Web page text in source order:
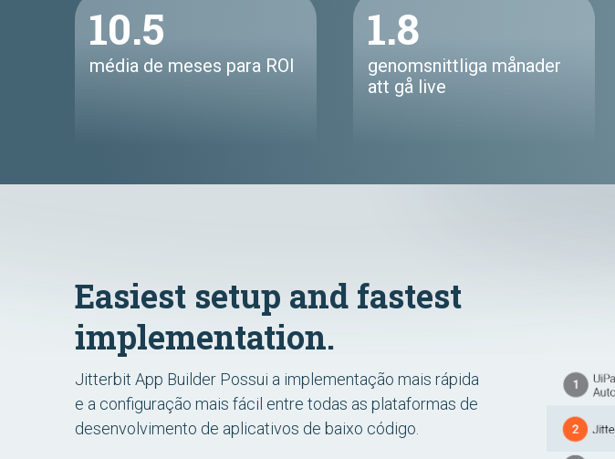
10.5
média de meses para ROI
1.8
genomsnittliga månader
att gå live
Easiest setup and fastest
implementation.
Jitterbit App Builder Possui a implementação mais rápida
e a configuração mais fácil entre todas as plataformas de
desenvolvimento de aplicativos de baixo código.